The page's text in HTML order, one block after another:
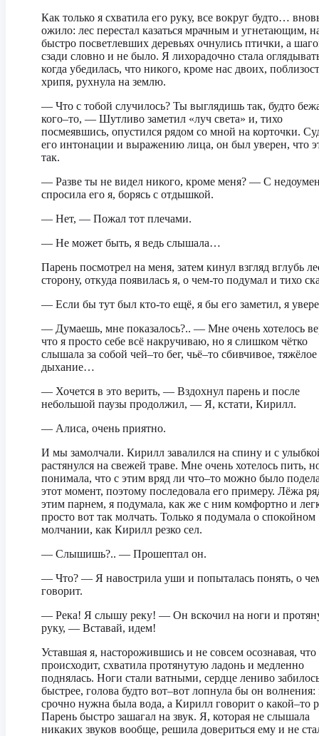
Как только я схватила его руку, все вокруг будто…
ожило: лес перестал казаться мрачным и угнетающим,
быстро посветлевших деревьях очнулись птички, а
сзади словно и не было. Я лихорадочно стала
когда убедилась, что никого, кроме нас двоих,
хрипя, рухнула на землю.
— Что с тобой случилось? Ты выглядишь так, будто
кого–то, — Шутливо заметил «луч света» и, тихо
посмеявшись, опустился рядом со мной на корточки.
его интонации и выражению лица, он был уверен, что
так.
— Разве ты не видел никого, кроме меня? — С
спросила его я, борясь с отдышкой.
— Нет, — Пожал тот плечами.
— Не может быть, я ведь слышала…
Парень посмотрел на меня, затем кинул взгляд вглубь
сторону, откуда появилась я, о чем-то подумал и тихо
— Если бы тут был кто-то ещё, я бы его заметил, я
— Думаешь, мне показалось?.. — Мне очень хотелось
что я просто себе всё накручиваю, но я слишком чётко
слышала за собой чей–то бег, чьё–то сбивчивое, тяжёлое
дыхание…
— Хочется в это верить, — Вздохнул парень и после
небольшой паузы продолжил, — Я, кстати, Кирилл.
— Алиса, очень приятно.
И мы замолчали. Кирилл завалился на спину и с
растянулся на свежей траве. Мне очень хотелось пить,
понимала, что с этим вряд ли что–то можно было
этот момент, поэтому последовала его примеру. Лёжа
этим парнем, я подумала, как же с ним комфортно и
просто вот так молчать. Только я подумала о спокойном
молчании, как Кирилл резко сел.
— Слышишь?.. — Прошептал он.
— Что? — Я навострила уши и попыталась понять, о
говорит.
— Река! Я слышу реку! — Он вскочил на ноги и
руку, — Вставай, идем!
Уставшая я, насторожившись и не совсем осознавая, что
происходит, схватила протянутую ладонь и медленно
поднялась. Ноги стали ватными, сердце лениво
быстрее, голова будто вот–вот лопнула бы он
срочно нужна была вода, а Кирилл говорит о какой–то
Парень быстро зашагал на звук. Я, которая не слышала
никаких звуков вообще, решила довериться ему и не